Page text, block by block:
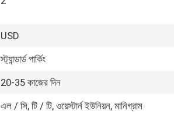
USD
স্ট্যান্ডার্ড পার্কিং
20-35 কাজের দিন
এল / সি, টি / টি, ওয়েস্টার্ন ইউনিয়ন, মানিগ্রাম